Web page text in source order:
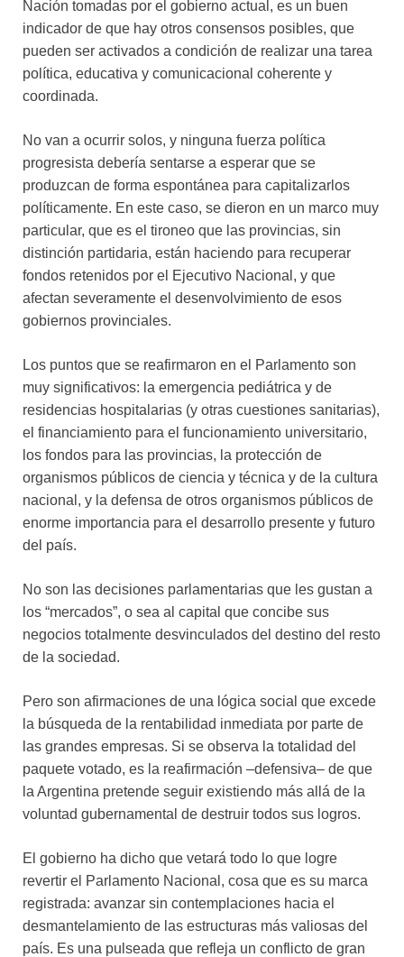
Nación tomadas por el gobierno actual, es un buen
indicador de que hay otros consensos posibles, que
pueden ser activados a condición de realizar una tarea
política, educativa y comunicacional coherente y
coordinada.
No van a ocurrir solos, y ninguna fuerza política
progresista debería sentarse a esperar que se
produzcan de forma espontánea para capitalizarlos
políticamente. En este caso, se dieron en un marco muy
particular, que es el tironeo que las provincias, sin
distinción partidaria, están haciendo para recuperar
fondos retenidos por el Ejecutivo Nacional, y que
afectan severamente el desenvolvimiento de esos
gobiernos provinciales.
Los puntos que se reafirmaron en el Parlamento son
muy significativos: la emergencia pediátrica y de
residencias hospitalarias (y otras cuestiones sanitarias),
el financiamiento para el funcionamiento universitario,
los fondos para las provincias, la protección de
organismos públicos de ciencia y técnica y de la cultura
nacional, y la defensa de otros organismos públicos de
enorme importancia para el desarrollo presente y futuro
del país.
No son las decisiones parlamentarias que les gustan a
los “mercados”, o sea al capital que concibe sus
negocios totalmente desvinculados del destino del resto
de la sociedad.
Pero son afirmaciones de una lógica social que excede
la búsqueda de la rentabilidad inmediata por parte de
las grandes empresas. Si se observa la totalidad del
paquete votado, es la reafirmación –defensiva– de que
la Argentina pretende seguir existiendo más allá de la
voluntad gubernamental de destruir todos sus logros.
El gobierno ha dicho que vetará todo lo que logre
revertir el Parlamento Nacional, cosa que es su marca
registrada: avanzar sin contemplaciones hacia el
desmantelamiento de las estructuras más valiosas del
país. Es una pulseada que refleja un conflicto de gran